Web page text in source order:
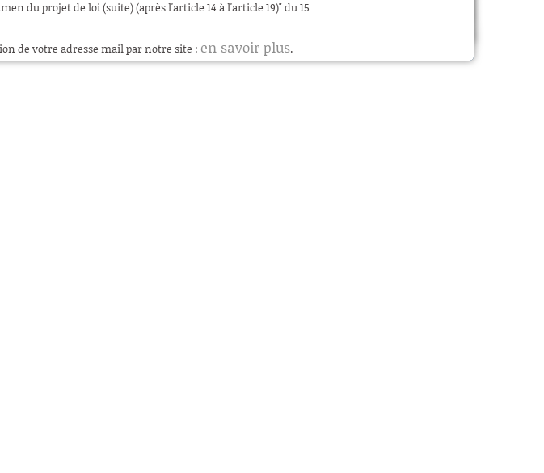
du projet de loi (suite) (après l'article 14 à l'article 19)" du 15
de votre adresse mail par notre site : en savoir plus.